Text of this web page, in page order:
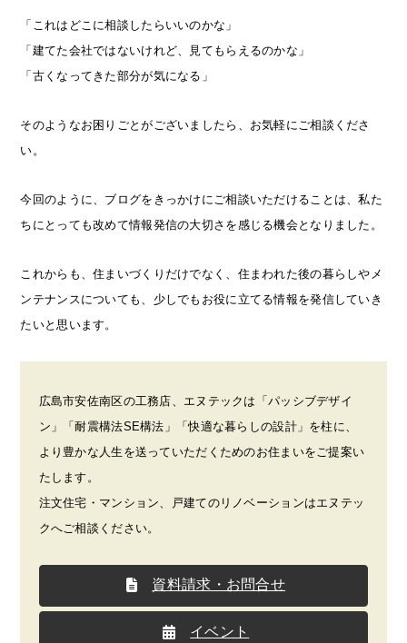
「これはどこに相談したらいいのかな」
「建てた会社ではないけれど、見てもらえるのかな」
「古くなってきた部分が気になる」
そのようなお困りごとがございましたら、お気軽にご相談くださ
い。
今回のように、ブログをきっかけにご相談いただけることは、私た
ちにとっても改めて情報発信の大切さを感じる機会となりました。
これからも、住まいづくりだけでなく、住まわれた後の暮らしやメ
ンテナンスについても、少しでもお役に立てる情報を発信していき
たいと思います。
広島市安佐南区の工務店、エヌテックは「パッシブデザイ
ン」「耐震構法SE構法」「快適な暮らしの設計」を柱に、
より豊かな人生を送っていただくためのお住まいをご提案い
たします。
注文住宅・マンション、戸建てのリノベーションはエヌテッ
クへご相談ください。
資料請求・お問合せ
イベント